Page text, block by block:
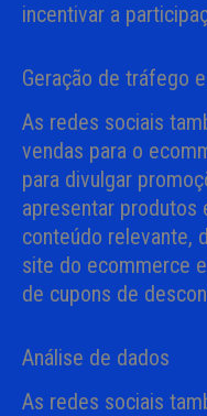
incentivar a
Geração de tráfego
As redes sociais
vendas para o
para divulgar
apresentar produtos
conteúdo relevante,
site do ecommerce
de cupons de
Análise de dados
As redes sociais